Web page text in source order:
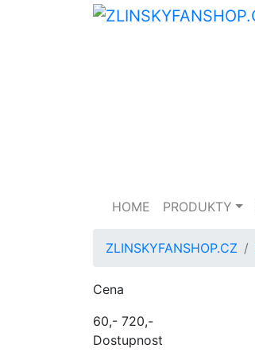
HOME PRODUKTY
ZLINSKYFANSHOP.CZ
Cena
60,- 720,-
Dostupnost